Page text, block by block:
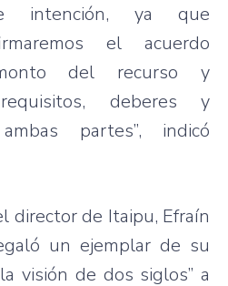
intención, ya que
el acuerdo
del recurso y
deberes y
partes”, indicó
director de Itaipu, Efraín
un ejemplar de su
visión de dos siglos” a